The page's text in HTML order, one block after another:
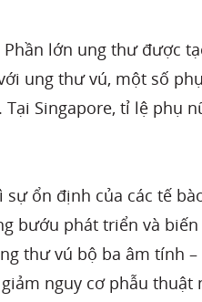
lớn ung thư được
ung thư vú, một số
. Tại Singapore, tỉ lệ phụ
ổn định của các tế
bướu phát triển và
thư vú bộ ba âm tính
nguy cơ phẫu thuật